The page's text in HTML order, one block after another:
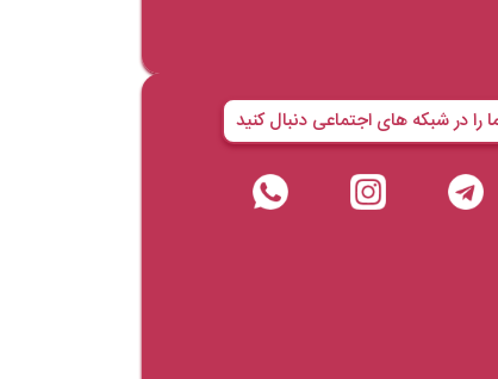
را در شبکه های اجتماعی دنبال کنید